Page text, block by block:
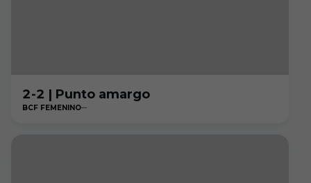
2-2 | Punto amargo
BCF FEMENINO